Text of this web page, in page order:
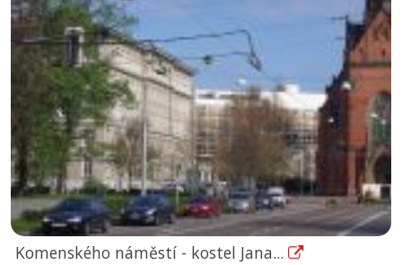
Komenského náměstí - kostel Jana...